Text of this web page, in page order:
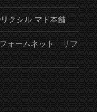
クシル マド本舗
ォームネット｜リフ